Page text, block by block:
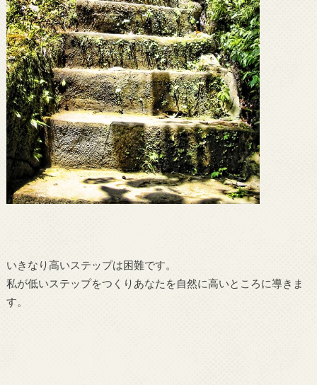
いきなり高いステップは困難です。
私が低いステップをつくりあなたを自然に高いところに導きま
す。